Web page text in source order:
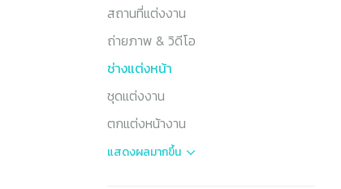
สถานที่แต่งงาน
ถ่ายภาพ & วิดีโอ
ช่างแต่งหน้า
ชุดแต่งงาน
ตกแต่งหน้างาน
แสดงผลมากขึ้น